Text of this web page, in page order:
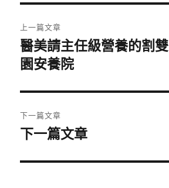
章
導
覽
上一篇文章
上
一
文
章:
醫美請主任級營養的割
園安養院
下一篇文章
下
篇
下一篇文章